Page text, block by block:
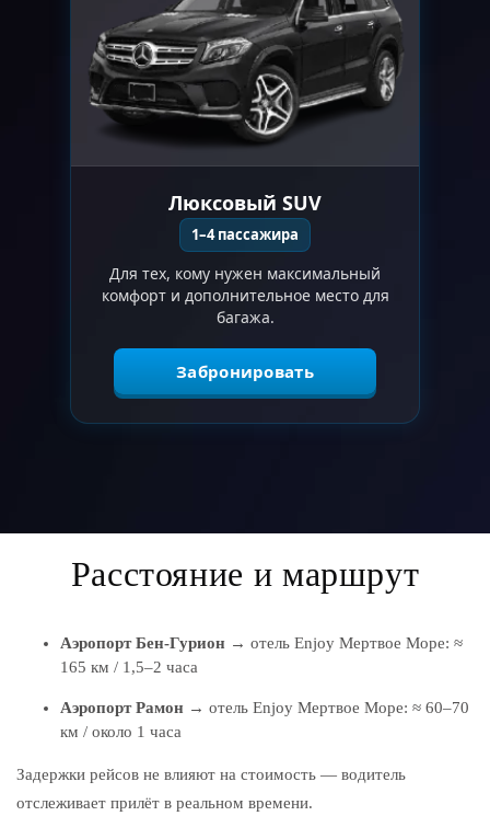
Люксовый SUV
1–4 пассажира
Для тех, кому нужен максимальный
комфорт и дополнительное место для
багажа.
Забронировать
Расстояние и маршрут
Аэропорт Бен-Гурион → отель Enjoy Мертвое Море: ≈
165 км / 1,5–2 часа
Аэропорт Рамон → отель Enjoy Мертвое Море: ≈ 60–70
км / около 1 часа
Задержки рейсов не влияют на стоимость — водитель
отслеживает прилёт в реальном времени.